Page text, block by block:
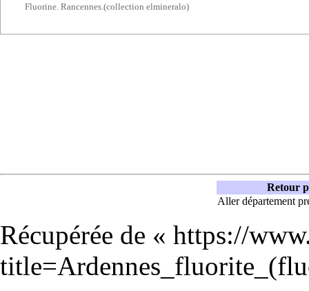
Fluorine. Rancennes.(collection elmineralo)
Retour
Aller département
Récupérée de « https://